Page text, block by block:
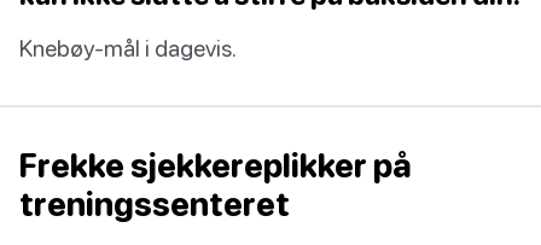
Knebøy-mål i dagevis.
Frekke sjekkereplikker på
treningssenteret